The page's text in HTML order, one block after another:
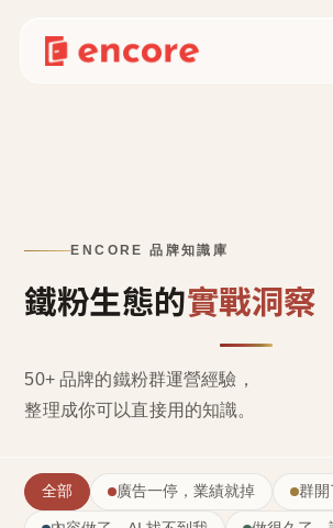
ENCORE 品牌知識庫
鐵粉生態的實戰洞察
50+ 品牌的鐵粉群運營經驗，
整理成你可以直接用的知識。
全部 廣告一停，業績就掉 群